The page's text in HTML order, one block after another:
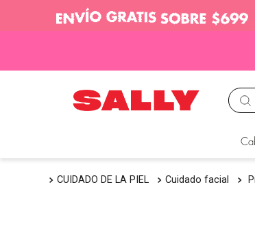
CUIDADO DE LA PIEL Cuidado facial
2. igora